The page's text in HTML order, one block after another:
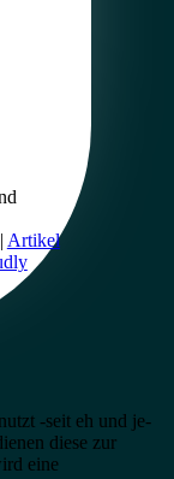
Artikel
-seit eh und je-
diese zur
eine